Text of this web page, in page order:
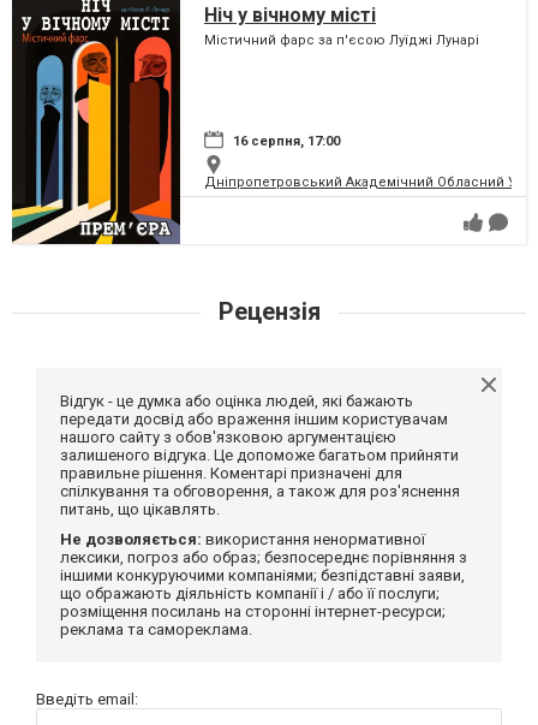
Ніч у вічному місті
Містичний фарс за п'єсою Луїджі Лунарі
16 серпня, 17:00
Дніпропетровський Академічний Обласний
Рецензія
Відгук - це думка або оцінка людей, які бажають
передати досвід або враження іншим користувачам
нашого сайту з обов'язковою аргументацією
залишеного відгука. Це допоможе багатьом прийняти
правильне рішення. Коментарі призначені для
спілкування та обговорення, а також для роз'яснення
питань, що цікавлять.
Не дозволяється: використання ненормативної
лексики, погроз або образ; безпосереднє порівняння з
іншими конкуруючими компаніями; безпідставні заяви,
що ображають діяльність компанії і / або її послуги;
розміщення посилань на сторонні інтернет-ресурси;
реклама та самореклама.
Введіть email: